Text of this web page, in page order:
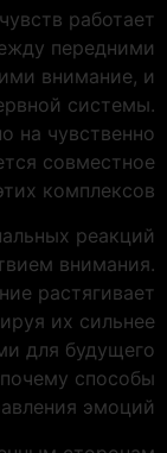
работает
передними
внимание, и
системы.
на чувственно
совместное
комплексов.
реакций
внимания.
растягивает
их сильнее
для будущего
способы
эмоций.